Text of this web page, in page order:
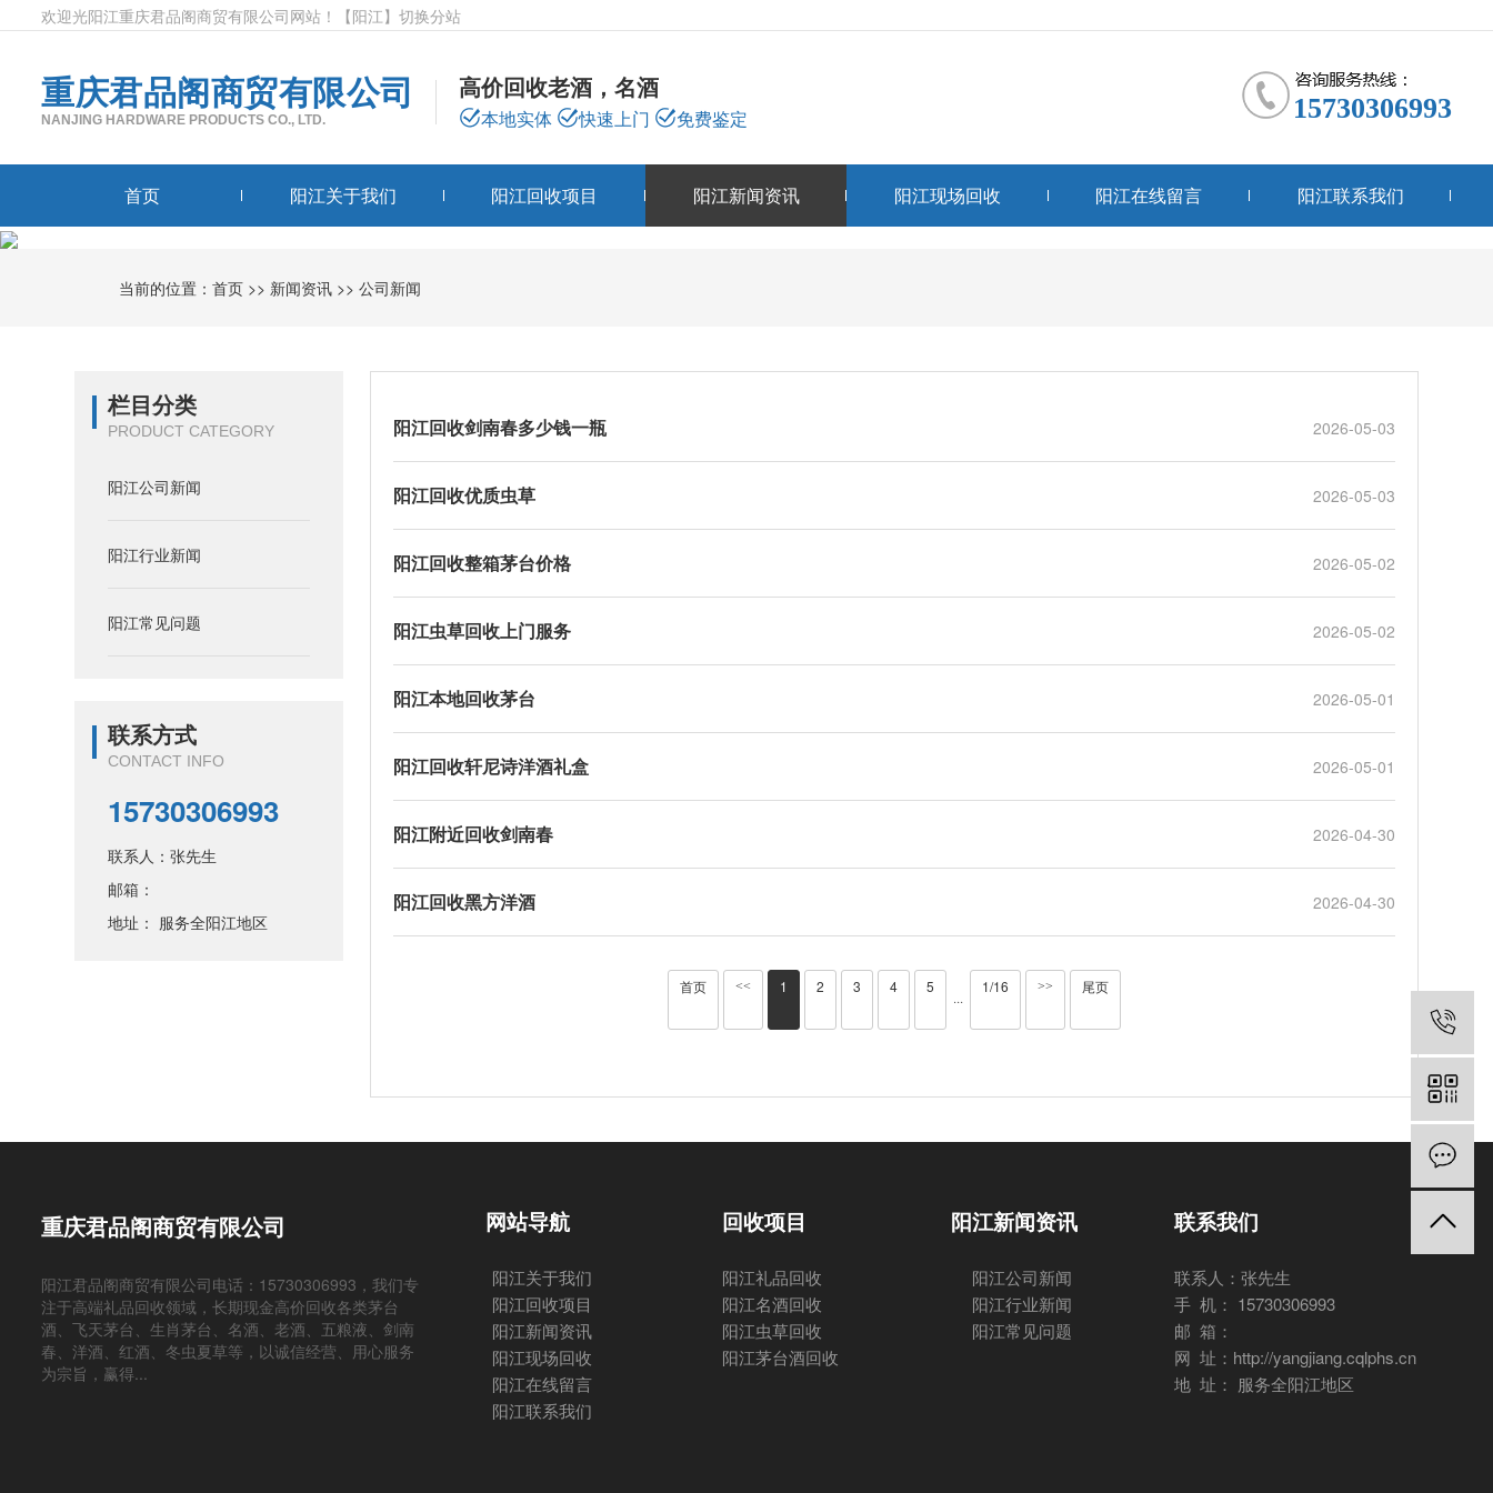
欢迎光阳江重庆君品阁商贸有限公司网站！ 【阳江】 切换分站
重庆君品阁商贸有限公司
NANJING HARDWARE PRODUCTS CO., LTD.
高价回收老酒，名酒
本地实体 快速上门 免费鉴定 15730306993
首页 阳江关于我们 阳江回收项目 阳江新闻资讯 阳江现场回收 阳江在线留言 阳江联系我们
当前的位置：首页 >> 新闻资讯 >>公司新闻
栏目分类
PRODUCT CATEGORY
阳江公司新闻
阳江行业新闻
阳江常见问题
联系方式
CONTACT INFO
15730306993
联系人：张先生
邮箱：
地址： 服务全阳江地区
阳江回收剑南春多少钱一瓶 2026-05-03
阳江回收优质虫草 2026-05-03
阳江回收整箱茅台价格 2026-05-02
阳江虫草回收上门服务 2026-05-02
阳江本地回收茅台 2026-05-01
阳江回收轩尼诗洋酒礼盒 2026-05-01
阳江附近回收剑南春 2026-04-30
阳江回收黑方洋酒 2026-04-30
首页 << 1 2 3 4 5
···
1/16 >> 尾页
重庆君品阁商贸有限公司
阳江君品阁商贸有限公司电话：15730306993，我们专
注于高端礼品回收领域，长期现金高价回收各类茅台
酒、飞天茅台、生肖茅台、名酒、老酒、五粮液、剑南
春、洋酒、红酒、冬虫夏草等，以诚信经营、用心服务
为宗旨，赢得...
网站导航
阳江关于我们
阳江回收项目
阳江新闻资讯
阳江现场回收
阳江在线留言
阳江联系我们
回收项目
阳江礼品回收
阳江名酒回收
阳江虫草回收
阳江茅台酒回收
阳江新闻资讯
阳江公司新闻
阳江行业新闻
阳江常见问题
联系我们
联系人：张先生
手 机： 15730306993
邮 箱：
网 址：http://yangjiang.cqlphs.cn
地 址： 服务全阳江地区